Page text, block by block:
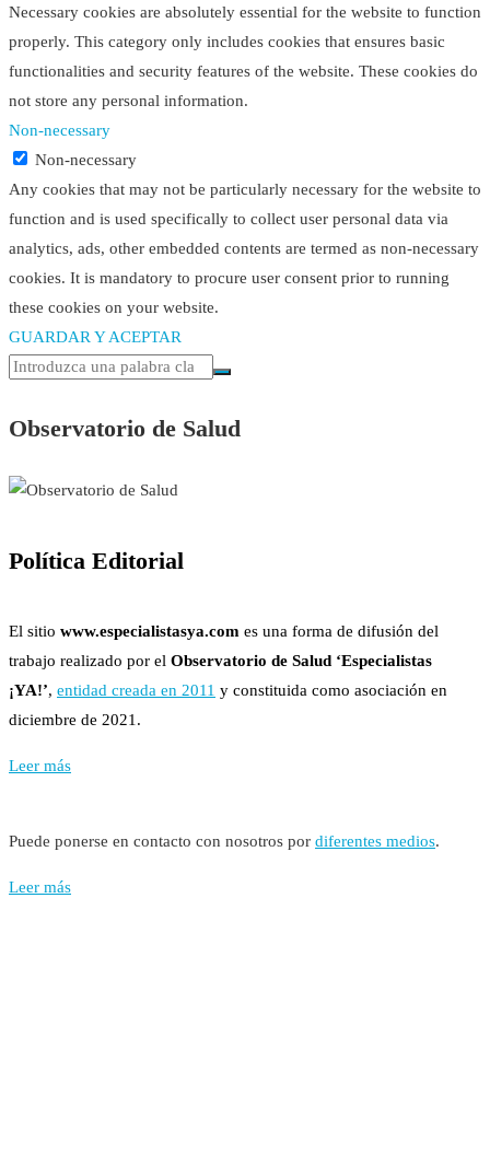
Necessary cookies are absolutely essential for the website to function
properly. This category only includes cookies that ensures basic
functionalities and security features of the website. These cookies do
not store any personal information.
Non-necessary
Non-necessary
Any cookies that may not be particularly necessary for the website to
function and is used specifically to collect user personal data via
analytics, ads, other embedded contents are termed as non-necessary
cookies. It is mandatory to procure user consent prior to running
these cookies on your website.
GUARDAR Y ACEPTAR
Observatorio de Salud
Política Editorial
El sitio www.especialistasya.com es una forma de difusión del
trabajo realizado por el Observatorio de Salud ‘Especialistas
¡YA!’, entidad creada en 2011 y constituida como asociación en
diciembre de 2021.
Leer más
Puede ponerse en contacto con nosotros por diferentes medios.
Leer más